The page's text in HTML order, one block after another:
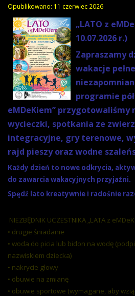
Opublikowano: 11 czerwiec 2026
„LATO z
10.07.2026 r.)
Zapraszamy
wakacje
programie
eMDeKiem”
wycieczki, spotkania ze
integracyjne, gry terenowe,
rajd pieszy oraz wodne
Każdy dzień to nowe odkrycia,
do zawarcia wakacyjnych przyjaźni.
Spędź lato kreatywnie i radośnie
NIEZBĘDNIK UCZESTNIKA „LATA z
• drugie śniadanie
• woda do picia lub bidon na wodę
nazwiskiem dziecka)
• nakrycie głowy
• obuwie na zmianę
• obuwie sportowe (wymagane, aby